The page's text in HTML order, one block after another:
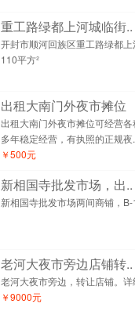
重工路绿都上河城临街..
开封市顺河回族区重工路绿都
110平方²
出租大南门外夜市摊位
出租大南门外夜市摊位可经营
多年稳定经营，有执照的正规夜
￥500元
新相国寺批发市场，出..
新相国寺批发市场两间商铺，
老河大夜市旁边店铺转..
老河大夜市旁边，转让店铺。
￥9000元